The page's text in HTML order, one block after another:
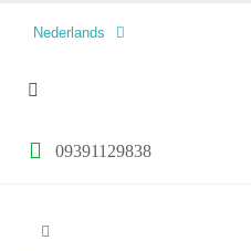
Nederlands
فارسی
09391129838